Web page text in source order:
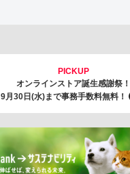
PICKUP
オンラインストア誕生感謝祭！
9月30日(水)まで事務手数料無料！